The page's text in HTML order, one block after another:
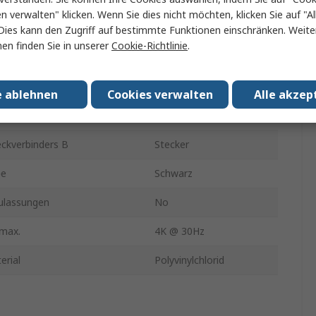
A HDMI
B Stecker
Schwarz
No
4K @ 30Hz
Polyvinylchlorid
verwalten" klicken. Wenn Sie dies nicht möchten, klicken Sie auf
kann den Zugriff auf bestimmte Funktionen einschränken.
finden Sie in unsererCookie-Richtlinie.
Alle
Cookies verwalten
ablehnen